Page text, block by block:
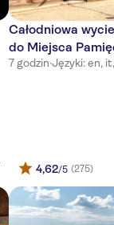
Całodniowa
do Miejsca
Birkenau z
7 godzin·Języki: en,
4,62/5 (275)